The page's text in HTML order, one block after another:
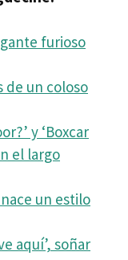
furioso
de un coloso
y ‘Boxcar
el largo
nace un estilo
aquí’, soñar